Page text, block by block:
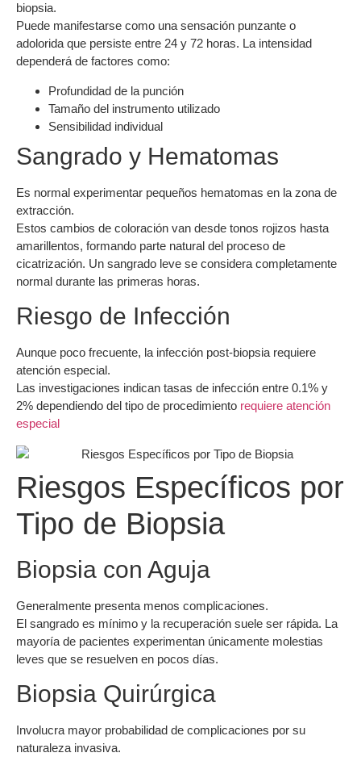
biopsia.
Puede manifestarse como una sensación punzante o
adolorida que persiste entre 24 y 72 horas. La intensidad
dependerá de factores como:
Profundidad de la punción
Tamaño del instrumento utilizado
Sensibilidad individual
Sangrado y Hematomas
Es normal experimentar pequeños hematomas en la zona de
extracción.
Estos cambios de coloración van desde tonos rojizos hasta
amarillentos, formando parte natural del proceso de
cicatrización. Un sangrado leve se considera completamente
normal durante las primeras horas.
Riesgo de Infección
Aunque poco frecuente, la infección post-biopsia requiere
atención especial.
Las investigaciones indican tasas de infección entre 0.1% y
2% dependiendo del tipo de procedimiento requiere atención
especial
Riesgos Específicos por
Tipo de Biopsia
Biopsia con Aguja
Generalmente presenta menos complicaciones.
El sangrado es mínimo y la recuperación suele ser rápida. La
mayoría de pacientes experimentan únicamente molestias
leves que se resuelven en pocos días.
Biopsia Quirúrgica
Involucra mayor probabilidad de complicaciones por su
naturaleza invasiva.